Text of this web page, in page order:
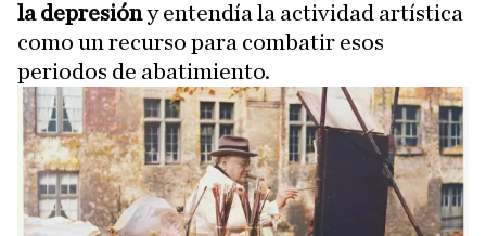
la depresióny entendía la actividad artística
como un recurso para combatir esos
periodos de abatimiento.